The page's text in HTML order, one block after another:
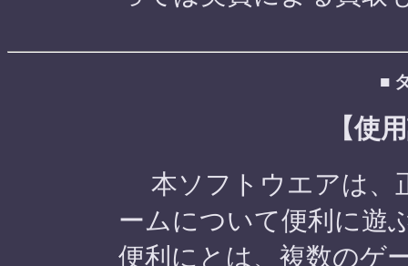
■
【使
本ソフトウエアは、
ームについて便利に遊
便利にとは、複数のゲ